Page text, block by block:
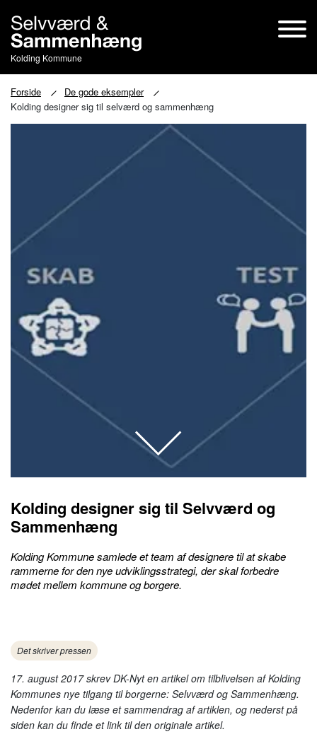
Kolding Kommune
Forside
De gode eksempler
Kolding designer sig til selværd og sammenhæng
Kolding designer sig til Selvværd og
Sammenhæng
Kolding Kommune samlede et team af designere til at skabe
rammerne for den nye udviklingsstrategi, der skal forbedre
mødet mellem kommune og borgere.
Det skriver pressen
17. august 2017 skrev DK-Nyt en artikel om tilblivelsen af Kolding
Kommunes nye tilgang til borgerne: Selvværd og Sammenhæng.
Nedenfor kan du læse et sammendrag af artiklen, og nederst på
siden kan du finde et link til den originale artikel.